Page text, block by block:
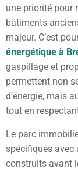
une priorité pour
bâtiments
majeur. C’est
énergétique à
gaspillage et
permettent non
d’énergie, mais
tout en
Le parc
spécifiques
construits avant